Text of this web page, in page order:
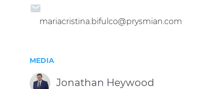
email
mariacristina.bifulco@prysmian.com
MEDIA
Jonathan Heywood